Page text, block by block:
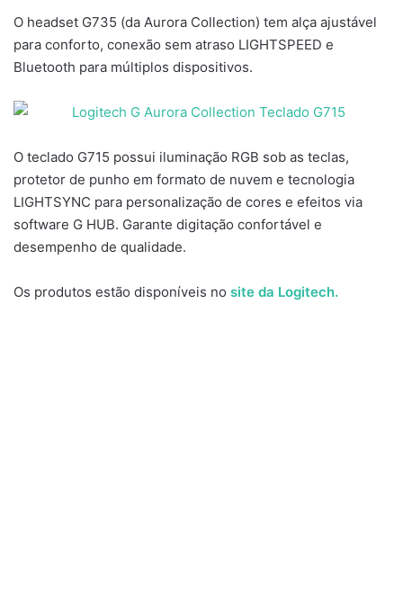
O headset G735 (da Aurora Collection) tem alça ajustável
para conforto, conexão sem atraso LIGHTSPEED e
Bluetooth para múltiplos dispositivos.
O teclado G715 possui iluminação RGB sob as teclas,
protetor de punho em formato de nuvem e tecnologia
LIGHTSYNC para personalização de cores e efeitos via
software G HUB. Garante digitação confortável e
desempenho de qualidade.
Os produtos estão disponíveis no site da Logitech.